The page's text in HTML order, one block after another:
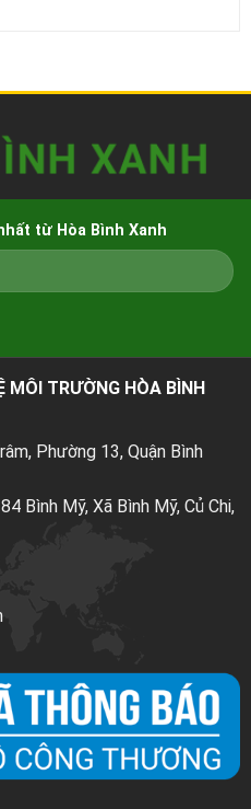
từ Hòa Bình Xanh
MÔI TRƯỜNG HÒA BÌNH
Phường 13, Quận Bình
Bình Mỹ, Xã Bình Mỹ, Củ Chi,